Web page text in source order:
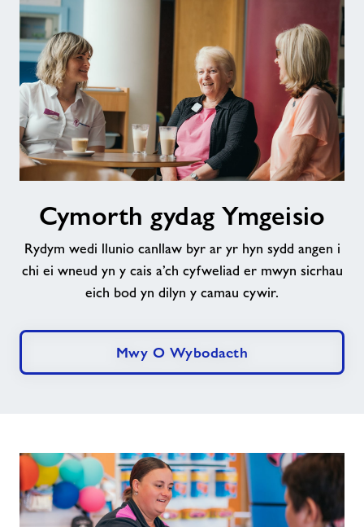
gydag
Ymgeisio
Cymorth gydag Ymgeisio
Rydym wedi llunio canllaw byr ar yr hyn sydd angen i
chi ei wneud yn y cais a’ch cyfweliad er mwyn sicrhau
eich bod yn dilyn y camau cywir.
Mwy O Wybodaeth